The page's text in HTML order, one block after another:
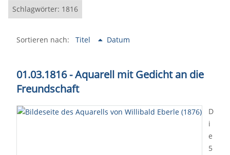
Schlagwörter: 1816
Sortieren nach: Titel Datum
01.03.1816 - Aquarell mit Gedicht an die
Freundschaft
D
i
e
5